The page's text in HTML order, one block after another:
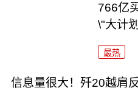
766亿
\"大计
最热
信息量很大！歼20越肩